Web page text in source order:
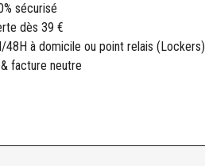
sécurisé
dès 39 €
48H à domicile ou point relais (Lockers)
facture neutre